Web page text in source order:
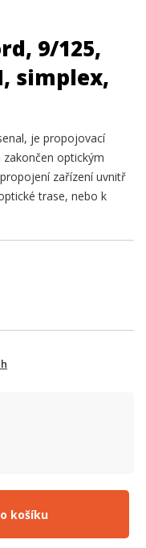
9/125,
simplex,
je propojovací
optickým
zařízení uvnitř
trase, nebo k
Do košíku